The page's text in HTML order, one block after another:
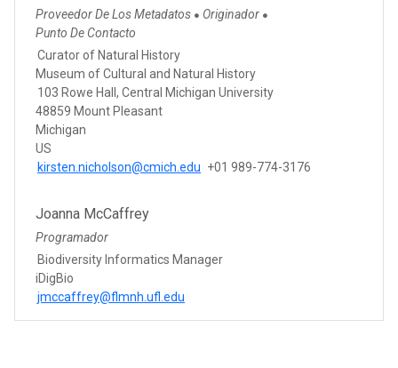
Proveedor De Los Metadatos ● Originador ●
Punto De Contacto
Curator of Natural History
Museum of Cultural and Natural History
103 Rowe Hall, Central Michigan University
48859 Mount Pleasant
Michigan
US
kirsten.nicholson@cmich.edu +01 989-774-3176
Joanna McCaffrey
Programador
Biodiversity Informatics Manager
iDigBio
jmccaffrey@flmnh.ufl.edu